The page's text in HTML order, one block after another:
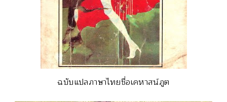
ฉบับแปลภาษาไทยชื่อเคหาสน์ภูต